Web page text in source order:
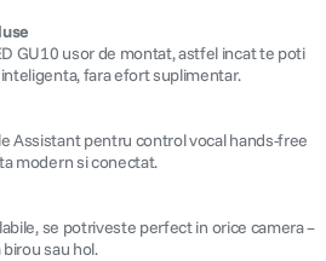
GU10 usor de montat, astfel incat te poti
fara efort suplimentar.
Assistant pentru control vocal hands-free
modern si conectat.
se potriveste perfect in orice camera –
sau hol.